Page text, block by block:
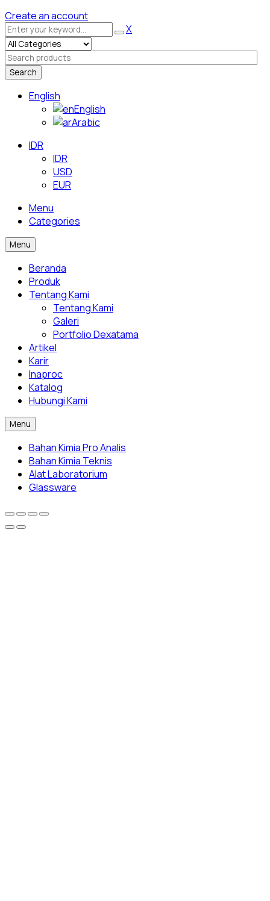
Create an account
X
Search
English
English
Arabic
IDR
IDR
USD
EUR
Menu
Categories
Menu
Beranda
Produk
Tentang Kami
Tentang Kami
Galeri
Portfolio Dexatama
Artikel
Karir
Inaproc
Katalog
Hubungi Kami
Menu
Bahan Kimia Pro Analis
Bahan Kimia Teknis
Alat Laboratorium
Glassware